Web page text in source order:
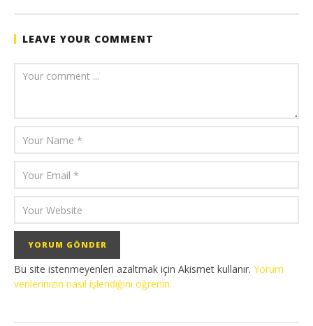
LEAVE YOUR COMMENT
Bu site istenmeyenleri azaltmak için Akismet kullanır. Yorum
verilerinizin nasıl işlendiğini öğrenin.